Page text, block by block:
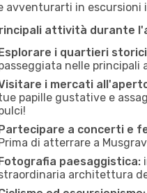
avventurarti in escursioni
attività durante
i quartieri
nelle
i mercati
papille gustative e
a concerti e
di atterrare a
paesaggistica:
architettura